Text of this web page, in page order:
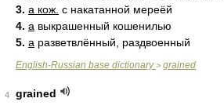
3. a кож. с накатанной мереёй
4. a выкрашенный кошенилью
5. a разветвлённый, раздвоенный
English-Russian base dictionary> grained
4
grained